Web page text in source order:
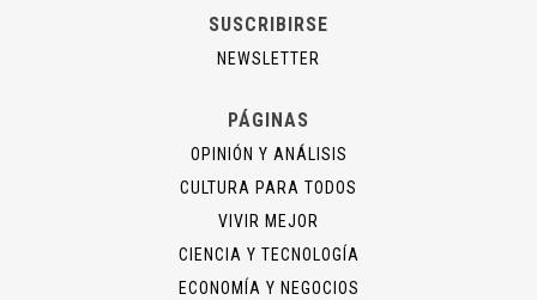
SUSCRIBIRSE
NEWSLETTER
PÁGINAS
OPINIÓN Y ANÁLISIS
CULTURA PARA TODOS
VIVIR MEJOR
CIENCIA Y TECNOLOGÍA
ECONOMÍA Y NEGOCIOS